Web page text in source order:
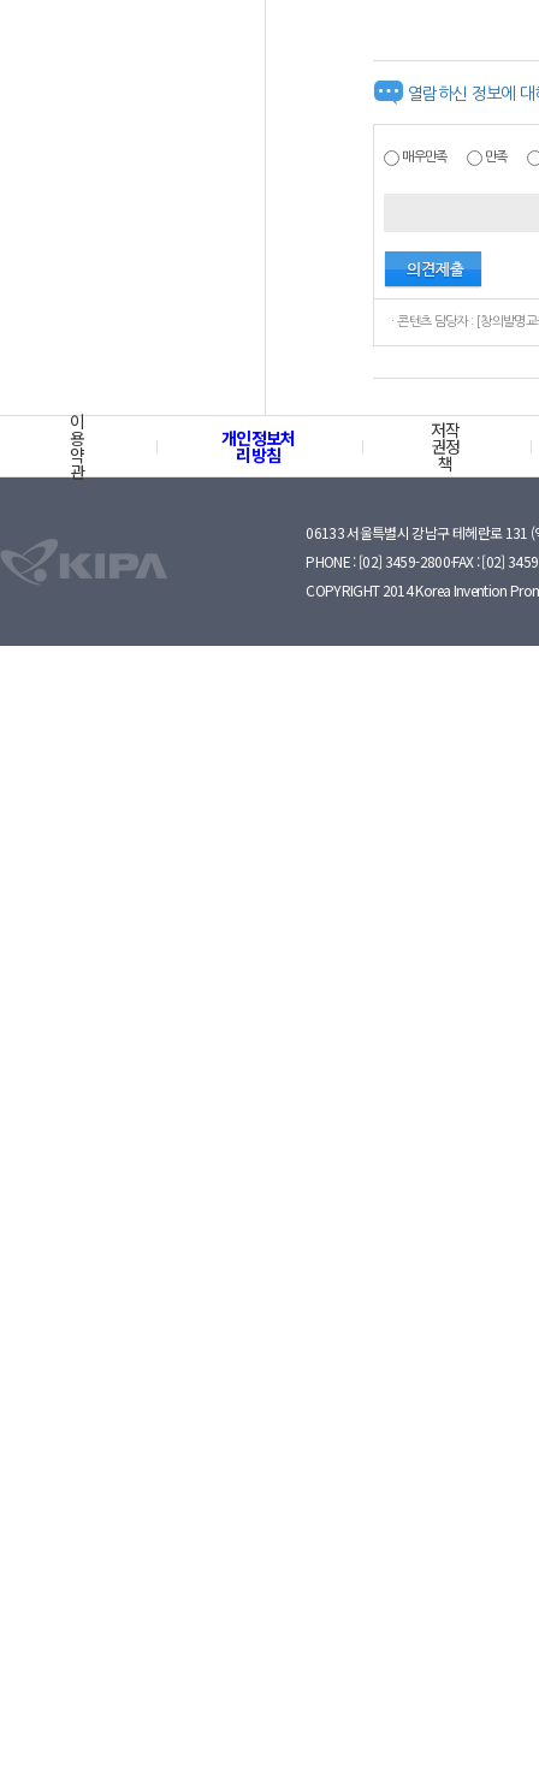
열람하신 정보에
매우만족 만족
이
용
약
관
개인정보처
리방침
저작
권정
책
06133 서울특별시 강남구 테헤란로 131 (
PHONE : [02] 3459-2800·FAX : [02]
COPYRIGHT 2014 Korea Invention